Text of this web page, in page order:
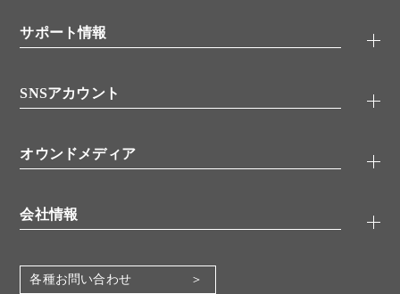
シグナル伝達
糖類／レクチン
分子生物
バイオメディカル(環境・食品)
機器・消耗品
代理店
サポート情報
アプリケーションノート
書類ダウンロード
SNSアカウント
YouTube
オウンドメディア
会社情報
会社概要
各種お問い合わせ